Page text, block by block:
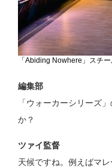
「Abiding Nowhere」スチ
編集部
「ウォーカーシリーズ
か？
ツァイ監督
天候ですね。例えばマ